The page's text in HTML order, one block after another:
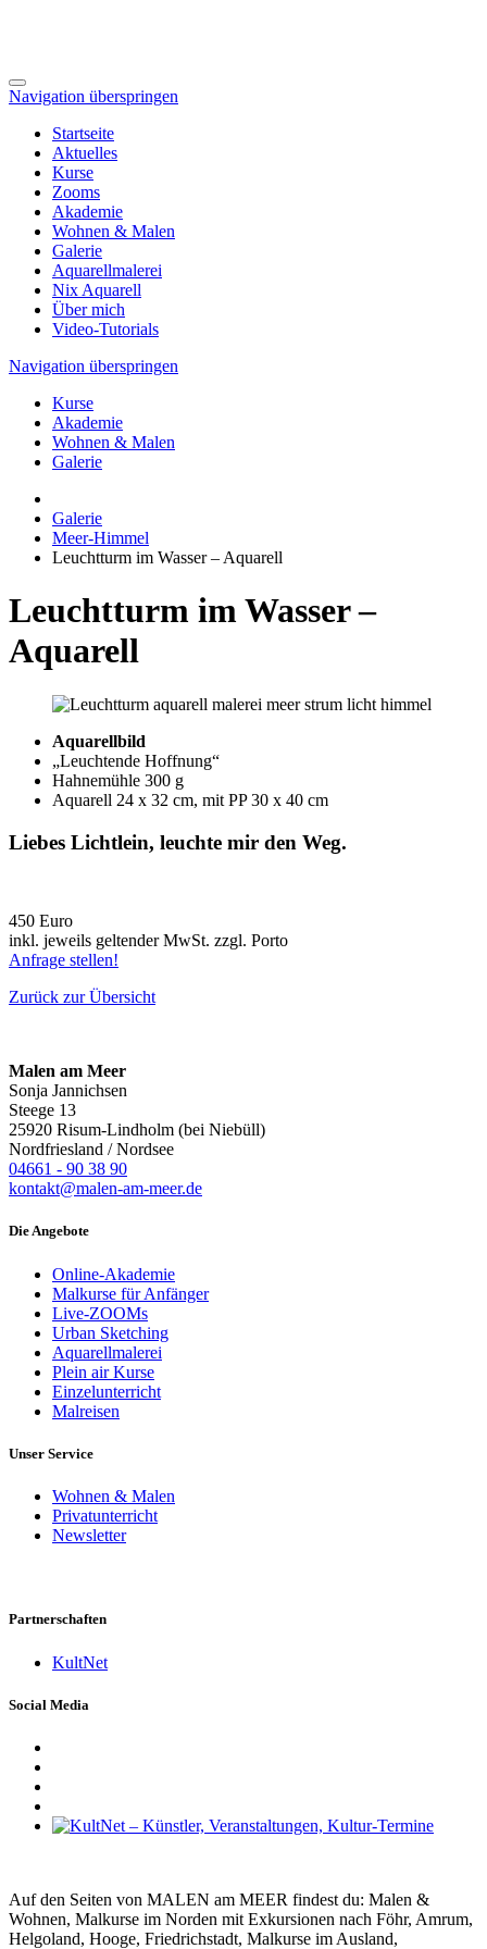
Navigation überspringen
Startseite
Aktuelles
Kurse
Zooms
Akademie
Wohnen & Malen
Galerie
Aquarellmalerei
Nix Aquarell
Über mich
Video-Tutorials
Navigation überspringen
Kurse
Akademie
Wohnen & Malen
Galerie
Galerie
Meer-Himmel
Leuchtturm im Wasser – Aquarell
Leuchtturm im Wasser –
Aquarell
Aquarellbild
„Leuchtende Hoffnung“
Hahnemühle 300 g
Aquarell 24 x 32 cm, mit PP 30 x 40 cm
Liebes Lichtlein, leuchte mir den Weg.
450 Euro
inkl. jeweils geltender MwSt. zzgl. Porto
Anfrage stellen!
Zurück zur Übersicht
Malen am Meer
Sonja Jannichsen
Steege 13
25920 Risum-Lindholm (bei Niebüll)
Nordfriesland / Nordsee
04661 - 90 38 90
kontakt@malen-am-meer.de
Die Angebote
Online-Akademie
Malkurse für Anfänger
Live-ZOOMs
Urban Sketching
Aquarellmalerei
Plein air Kurse
Einzelunterricht
Malreisen
Unser Service
Wohnen & Malen
Privatunterricht
Newsletter
Partnerschaften
KultNet
Social Media
Auf den Seiten von MALEN am MEER findest du: Malen &
Wohnen, Malkurse im Norden mit Exkursionen nach Föhr, Amrum,
Helgoland, Hooge, Friedrichstadt, Malkurse im Ausland,